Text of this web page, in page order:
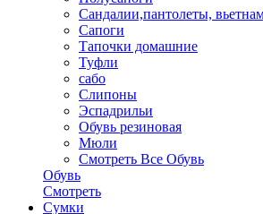
Сандалии,пантолеты,
Сапоги
Тапочки домашние
Туфли
сабо
Слипоны
Эспадрильи
Обувь резиновая
Мюли
Смотреть Все Обувь
Обувь
Смотреть
Сумки